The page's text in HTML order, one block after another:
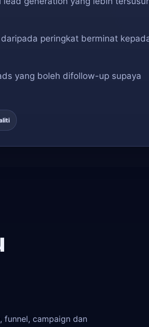
peringkat berminat
yang boleh difollow-up supaya
funnel, campaign dan